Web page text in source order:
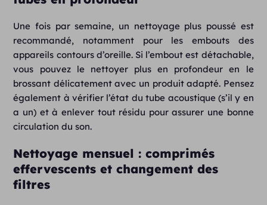
Une fois par semaine, un nettoyage plus poussé est
recommandé, notamment pour les embouts des
appareils contours d’oreille. Si l’embout est détachable,
vous pouvez le nettoyer plus en profondeur en le
brossant délicatement avec un produit adapté. Pensez
également à vérifier l’état du tube acoustique (s’il y en
a un) et à enlever tout résidu pour assurer une bonne
circulation du son.
Nettoyage mensuel : comprimés
effervescents et changement des
filtres